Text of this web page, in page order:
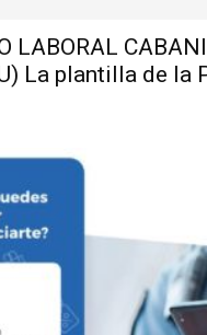
LABORAL
La plantilla de la